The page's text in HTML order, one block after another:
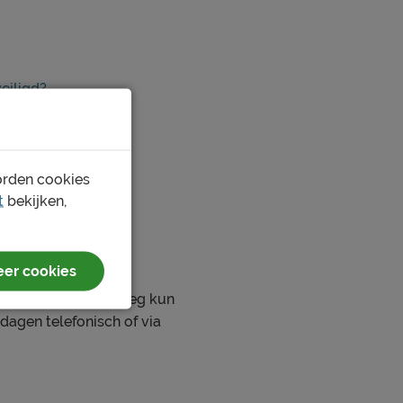
Middels deze weg kun
telefonisch of via
cookies
bekijken,
cookies